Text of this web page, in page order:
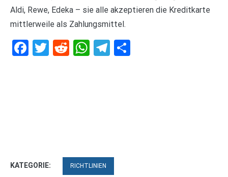
Aldi, Rewe, Edeka – sie alle akzeptieren die Kreditkarte
mittlerweile als Zahlungsmittel.
Facebook
Twitter
RedditWhatsApp
Telegram
KATEGORIE: RICHTLINIEN